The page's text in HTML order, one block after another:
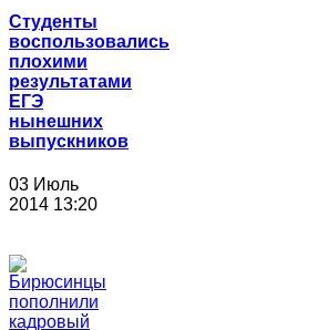
Студенты
воспользовались
плохими
результатами
ЕГЭ
нынешних
выпускников
03 Июль
2014 13:20